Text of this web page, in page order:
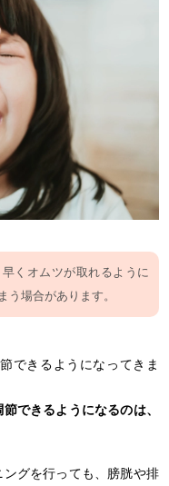
くオムツが取れるように
う場合があります。
できるようになってきま
できるようになるのは、
グを行っても、膀胱や排